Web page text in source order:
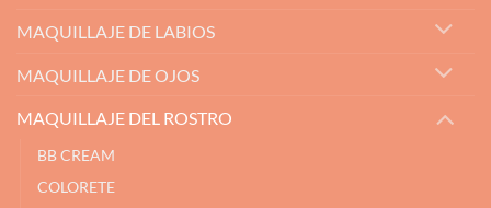
MAQUILLAJE DE LABIOS
MAQUILLAJE DE OJOS
MAQUILLAJE DEL ROSTRO
BB CREAM
COLORETE